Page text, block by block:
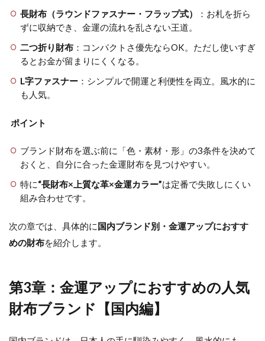
長財布（ラウンドファスナー・フラップ式）
：お札を折ら
ずに収納でき、金運の流れを乱さない王道。
二つ折り財布：コンパクトさ優先ならOK。ただし使いすぎ
るとお金が留まりにくくなる。
L字ファスナー：シンプルで開運と利便性を両立。風水的に
も人気。
ポイント
ブランド財布を選ぶ前に「色・素材・形」の3条件を決めて
おくと、自分に合った金運財布を見つけやすい。
特に“長財布×上質な革×金運カラー”は定番で失敗しにくい
組み合わせです。
次の章では、具体的に国内ブランド別・金運アップにおすす
めの財布を紹介します。
第3章：金運アップにおすすめの人気
財布ブランド【国内編】